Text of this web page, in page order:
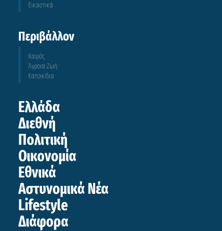
Εικαστικά
Περιβάλλον
Καιρός
Άγροια Ζωή
Κατοικίδια
Ελλάδα
Διεθνή
Πολιτική
Οικονομία
Εθνικά
Αστυνομικά Νέα
Lifestyle
Διάφορα